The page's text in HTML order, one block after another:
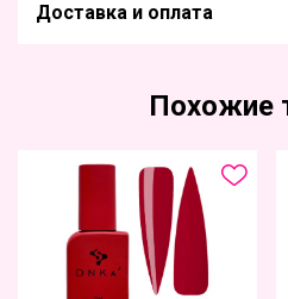
Доставка и оплата
Похожие